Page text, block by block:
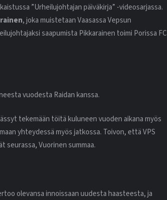
”Urheilujohtajan päiväkirja” -videosarjassa.
, joka muistetaan Vaasassa Vepsun
saapumista Pikkarainen toimi Porissa FC
vuodesta Raidan kanssa.
tekemään töitä kuluneen vuoden aikana myös
yhteydessä myös jatkossa. Toivon, että VPS
seurassa, Vuorinen summaa.
olevansa innoissaan uudesta haasteesta, ja